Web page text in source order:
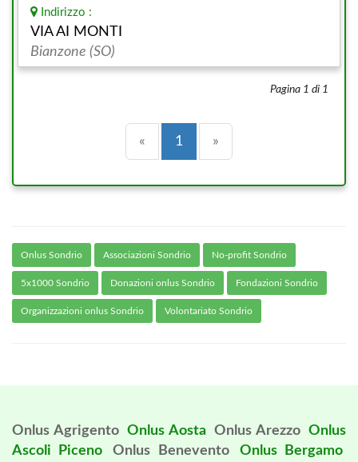
Indirizzo :
VIA AI MONTI
Bianzone (SO)
Pagina 1 di 1
« Precedente
1 (current)
»
Onlus Sondrio Associazioni Sondrio No-profit Sondrio
5x1000 Sondrio Donazioni onlus Sondrio Fondazioni Sondrio
Organizzazioni onlus Sondrio Volontariato Sondrio
Onlus Agrigento Onlus Aosta Onlus Arezzo Onlus
Ascoli Piceno
Onlus Benevento
Onlus Bergamo